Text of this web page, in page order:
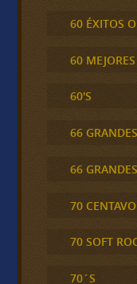
60 ÉXITOS
60
60'S
66
66
70 CENTAVO
70 SOFT
70´S